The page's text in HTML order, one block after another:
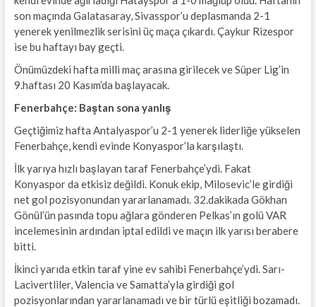
son maçında Galatasaray, Sivasspor’u deplasmanda 2-1
yenerek yenilmezlik serisini üç maça çıkardı. Çaykur Rizespor
ise bu haftayı bay geçti.
Önümüzdeki hafta milli maç arasına girilecek ve Süper Lig’in
9.haftası 20 Kasım’da başlayacak.
Fenerbahçe: Baştan sona yanlış
Geçtiğimiz hafta Antalyaspor’u 2-1 yenerek liderliğe yükselen
Fenerbahçe, kendi evinde Konyaspor’la karşılaştı.
İlk yarıya hızlı başlayan taraf Fenerbahçe’ydi. Fakat
Konyaspor da etkisiz değildi. Konuk ekip, Milosevic’le girdiği
net gol pozisyonundan yararlanamadı. 32.dakikada Gökhan
Gönül’ün pasında topu ağlara gönderen Pelkas’ın golü VAR
incelemesinin ardından iptal edildi ve maçın ilk yarısı berabere
bitti.
İkinci yarıda etkin taraf yine ev sahibi Fenerbahçe’ydi. Sarı-
Lacivertliler, Valencia ve Samatta’yla girdiği gol
pozisyonlarından yararlanamadı ve bir türlü eşitliği bozamadı.